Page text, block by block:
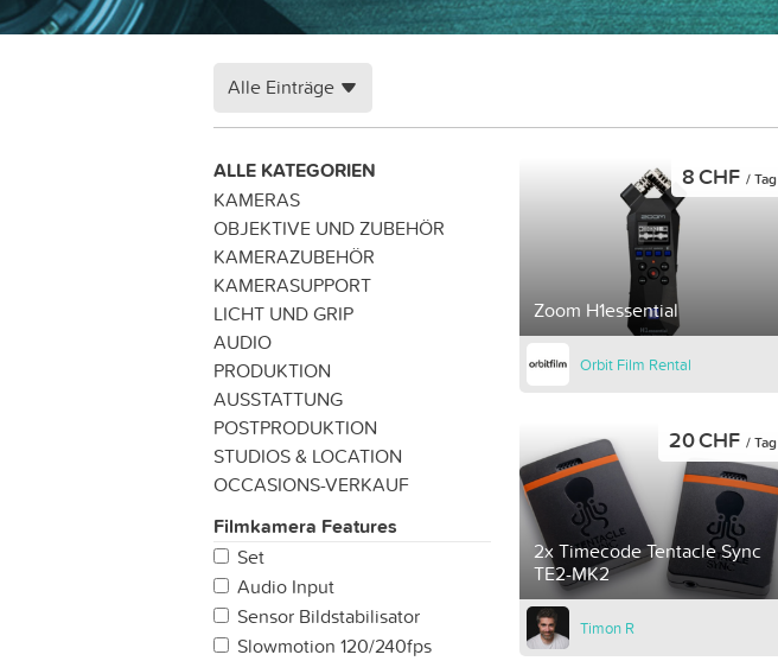
Alle Einträge
ALLE KATEGORIEN
KAMERAS
OBJEKTIVE UND ZUBEHÖR
KAMERAZUBEHÖR
KAMERASUPPORT
LICHT UND GRIP
AUDIO
PRODUKTION
AUSSTATTUNG
POSTPRODUKTION
STUDIOS & LOCATION
OCCASIONS-VERKAUF
Filmkamera Features
Set
Audio Input
Sensor Bildstabilisator
Slowmotion 120/240fps
Zoom H1essential
8 CHF / Tag
Orbit Film Rental
2x Timecode Tentacle Sync
TE2-MK2
20 CHF / Tag
Timon R